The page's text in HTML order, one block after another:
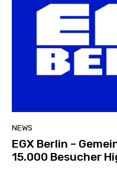
NEWS
EGX Berlin –
15.000 Besucher